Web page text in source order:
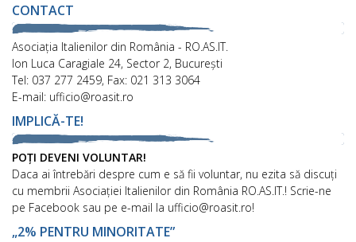
CONTACT
Asociaţia Italienilor din România - RO.AS.IT.
Ion Luca Caragiale 24, Sector 2, București
Tel: 037 277 2459, Fax: 021 313 3064
E-mail: ufficio@roasit.ro
IMPLICĂ-TE!
POȚI DEVENI VOLUNTAR!
Daca ai întrebări despre cum e să fii voluntar, nu ezita să discuți
cu membrii Asociației Italienilor din România RO.AS.IT.! Scrie-ne
pe Facebook sau pe e-mail la ufficio@roasit.ro!
„2% PENTRU MINORITATE”